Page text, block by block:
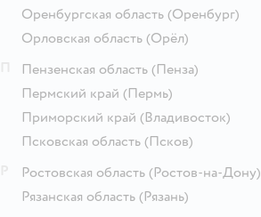
Оренбургская область (Оренбург)
Орловская область (Орёл)
Пензенская область (Пенза)
Пермский край (Пермь)
Приморский край (Владивосток)
Псковская область (Псков)
Ростовская область (Ростов-на-Дону)
Рязанская область (Рязань)